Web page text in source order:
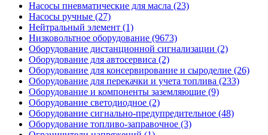
Насосы пневматические для масла (23)
Насосы ручные (27)
Нейтральный элемент (1)
Низковольтное оборудование (9673)
Оборудование дистанционной сигнализации (2)
Оборудование для автосервиса (2)
Оборудование для консервирование и сыроделие (26)
Оборудование для перекачки и учета топлива (233)
Оборудование и компоненты заземляющие (9)
Оборудование светодиодное (2)
Оборудование сигнально-предупредительное (48)
Оборудование топливо-заправочное (3)